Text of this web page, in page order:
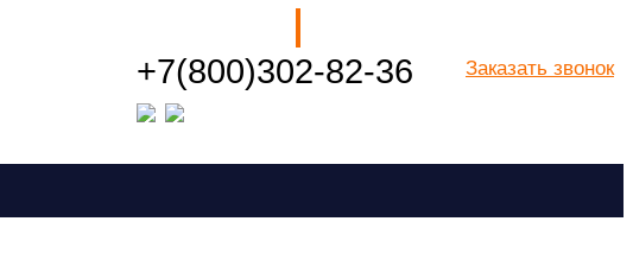
+7(800)302-82-36 Заказать звонок
Посмотреть все города РФ